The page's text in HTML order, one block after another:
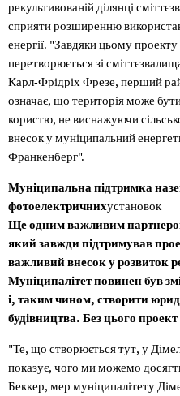
рекультивованій ділянці
сприяти розширенню
енергії. "Завдяки цьому
перетворюється зі
Карл-Фрідріх Фрезе, перший
означає, що територія може
користю, не виснажуючи
внесок у муніципальний
Франкенберг".
Муніципальна підтримка
фотоелектричнихустановок
Ще одним важливим
який завжди підтримував
важливий внесок у розвиток
Муніципалітет повинен був
і, таким чином, створити
будівництва. Без цього
"Те, що створюється тут, у
показує, чого ми можемо
Беккер, мер муніципалітету